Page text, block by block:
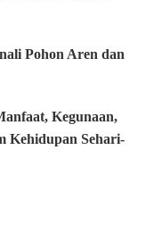
Pohon Aren dan
Kegunaan,
Kehidupan Sehari-